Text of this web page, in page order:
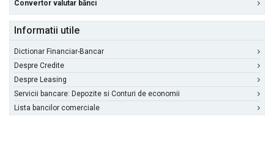
Convertor valutar bănci
Informatii utile
Dictionar Financiar-Bancar
Despre Credite
Despre Leasing
Servicii bancare: Depozite si Conturi de economii
Lista bancilor comerciale